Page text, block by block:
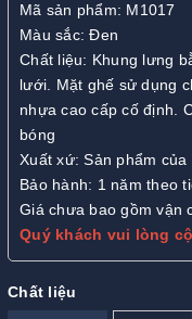
Mã sản phẩm: M1017
Màu sắc: Đen
Chất liệu: Khung lưng
lưới. Mặt ghế sử dụng
nhựa cao cấp cố định.
bóng
Xuất xứ: Sản phẩm của
Bảo hành: 1 năm theo
Giá chưa bao gồm vận
Quý khách vui lòng
Chất liệu